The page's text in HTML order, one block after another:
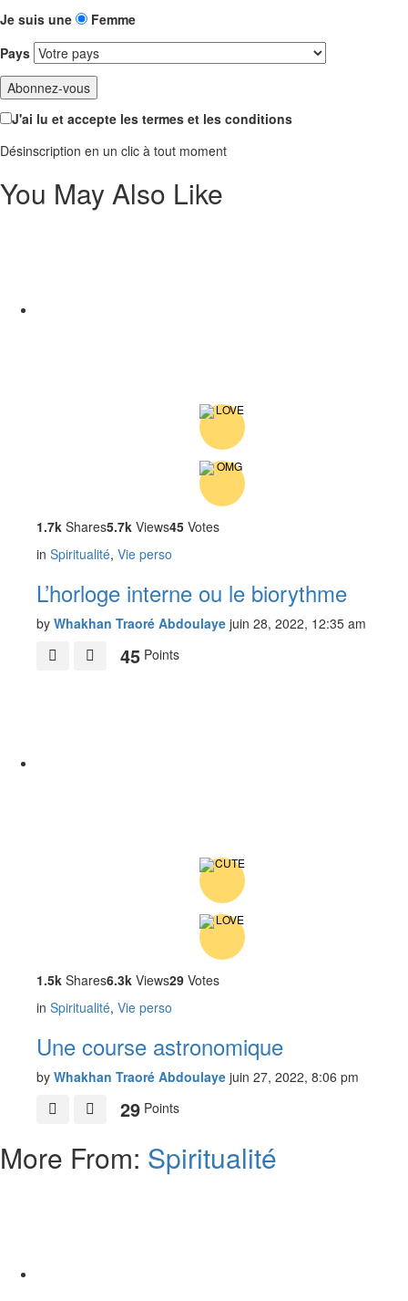
Je suis une
Femme
Pays
J'ai lu et accepte les termes et les conditions
Désinscription en un clic à tout moment
You May Also Like
1.7k Shares5.7k Views45 Votes
in Spiritualité, Vie perso
L’horloge interne ou le biorythme
by Whakhan Traoré Abdoulaye juin 28, 2022, 12:35 am
45 Points
1.5k Shares6.3k Views29 Votes
in Spiritualité, Vie perso
Une course astronomique
by Whakhan Traoré Abdoulaye juin 27, 2022, 8:06 pm
29 Points
More From: Spiritualité